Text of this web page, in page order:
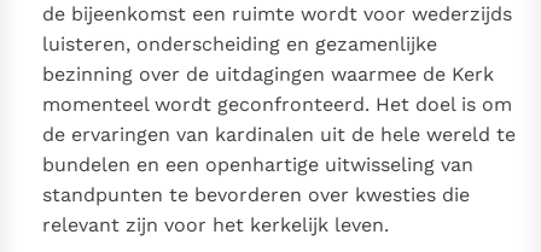
"naar het innerlijk" toe te keren.
RK Documenten stelt heel veel belangrijke
kerkelijke documenten van de Rooms
Katholieke Kerk in het Nederlands beschikbaar
en is volledig afhankelijk van donaties.
Ik help mee!
de bijeenkomst een ruimte wordt voor wederzijds
luisteren, onderscheiding en gezamenlijke
bezinning over de uitdagingen waarmee de Kerk
momenteel wordt geconfronteerd. Het doel is om
de ervaringen van kardinalen uit de hele wereld te
bundelen en een openhartige uitwisseling van
standpunten te bevorderen over kwesties die
relevant zijn voor het kerkelijk leven.